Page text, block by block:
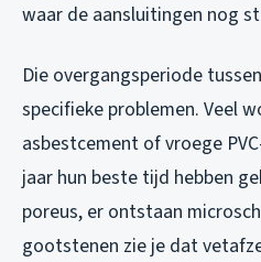
waar de aansluitingen nog
Die overgangsperiode
specifieke problemen. Veel
asbestcement of vroege
jaar hun beste tijd hebben
poreus, er ontstaan
gootstenen zie je dat